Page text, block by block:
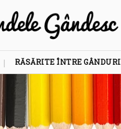
RĂSĂRITE ÎNTRE GÂNDURI